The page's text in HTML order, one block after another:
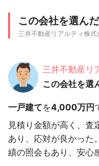
この会社を選ん
三井不動産リアルティ株
三井不動産リ
この会社を選
一戸建てを4,000万円
見積り金額が高く、査
あり、応対が良かった
績の照会もあり、安心